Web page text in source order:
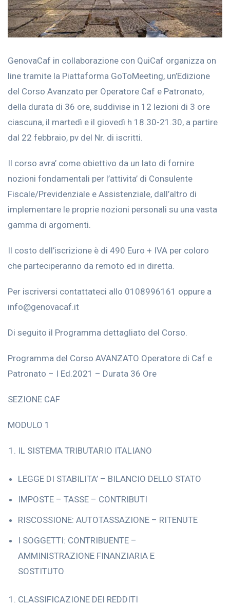
GenovaCaf in collaborazione con QuiCaf organizza on
line tramite la Piattaforma GoToMeeting, un’Edizione
del Corso Avanzato per Operatore Caf e Patronato,
della durata di 36 ore, suddivise in 12 lezioni di 3 ore
ciascuna, il martedì e il giovedì h 18.30-21.30, a partire
dal 22 febbraio, pv del Nr. di iscritti.
Il corso avra’ come obiettivo da un lato di fornire
nozioni fondamentali per l’attivita’ di Consulente
Fiscale/Previdenziale e Assistenziale, dall’altro di
implementare le proprie nozioni personali su una vasta
gamma di argomenti.
Il costo dell’iscrizione è di 490 Euro + IVA per coloro
che parteciperanno da remoto ed in diretta.
Per iscriversi contattateci allo 0108996161 oppure a
info@genovacaf.it
Di seguito il Programma dettagliato del Corso.
Programma del Corso AVANZATO Operatore di Caf e
Patronato – I Ed.2021 – Durata 36 Ore
SEZIONE CAF
MODULO 1
IL SISTEMA TRIBUTARIO ITALIANO
LEGGE DI STABILITA’ – BILANCIO DELLO STATO
IMPOSTE – TASSE – CONTRIBUTI
RISCOSSIONE: AUTOTASSAZIONE – RITENUTE
I SOGGETTI: CONTRIBUENTE –
AMMINISTRAZIONE FINANZIARIA E
SOSTITUTO
CLASSIFICAZIONE DEI REDDITI